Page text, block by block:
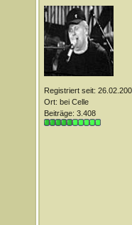
Registriert seit:
Ort: bei Celle
Beiträge: 3.408